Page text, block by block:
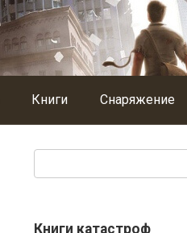
Книги Снаряжение
Книги катастроф